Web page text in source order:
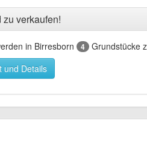
zu verkaufen!
in Birresborn 4
Grundstücke
und Details